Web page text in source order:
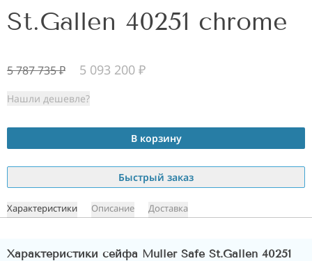
St.Gallen 40251 chrome
5 787 735₽ 5 093 200 ₽
Нашли дешевле?
В корзину
Быстрый заказ
Характеристики Описание Доставка
Характеристики сейфа Muller Safe St.Gallen 40251